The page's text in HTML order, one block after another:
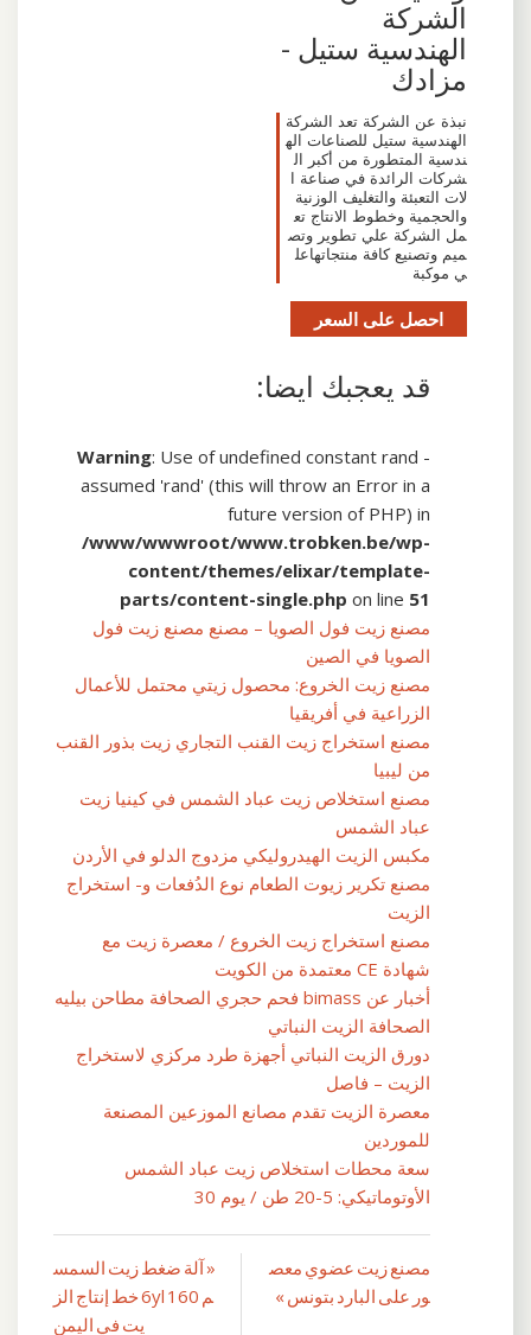
الشركة
الهندسية ستيل -
مزادك
نبذة عن الشركة تعد الشركة
الهندسية ستيل للصناعات اله
ندسية المتطورة من أكبر ال
شركات الرائدة في صناعة ا
لات التعبئة والتغليف الوزنية
والحجمية وخطوط الانتاج تع
مل الشركة علي تطوير وتص
ميم وتصنيع كافة منتجاتهاعل
ي موكبة
احصل على السعر
قد يعجبك ايضا:
Warning: Use of undefined constant rand -
assumed 'rand' (this will throw an Error in a
future version of PHP) in
/www/wwwroot/www.trobken.be/wp-
content/themes/elixar/template-
parts/content-single.php on line 51
مصنع زيت فول الصويا – مصنع مصنع زيت فول
الصويا في الصين
مصنع زيت الخروع: محصول زيتي محتمل للأعمال
الزراعية في أفريقيا
مصنع استخراج زيت القنب التجاري زيت بذور القنب
من ليبيا
مصنع استخلاص زيت عباد الشمس في كينيا زيت
عباد الشمس
مكبس الزيت الهيدروليكي مزدوج الدلو في الأردن
مصنع تكرير زيوت الطعام نوع الدُفعات و- استخراج
الزيت
مصنع استخراج زيت الخروع / معصرة زيت مع
شهادة CE معتمدة من الكويت
أخبار عن bimass فحم حجري الصحافة مطاحن بيليه
الصحافة الزيت النباتي
دورق الزيت النباتي أجهزة طرد مركزي لاستخراج
الزيت – فاصل
معصرة الزيت تقدم مصانع الموزعين المصنعة
للموردين
سعة محطات استخلاص زيت عباد الشمس
الأوتوماتيكي: 5-20 طن / يوم 30
تصفّح
« آلة ضغط زيت السمس
م 6yl 160 خط إنتاج الز
يت في اليمن
مصنع زيت عضوي معص
ور على البارد بتونس »